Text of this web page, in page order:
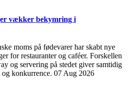
vækker bekymring i
moms på fødevarer har skabt nye
for restauranter og caféer. Forskellen
og servering på stedet giver samtidig
konkurrence. 07 Aug 2026